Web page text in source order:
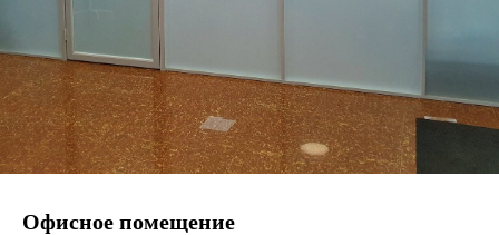
Офисное помещение